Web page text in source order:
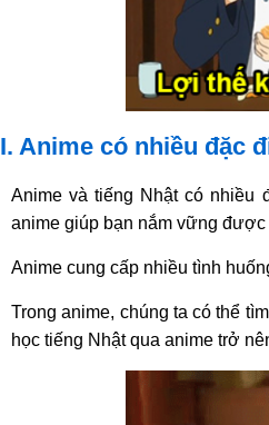
I. Anime có nhiều đặc
Anime và tiếng Nhật có nhiều
anime giúp bạn nắm vững
Anime cung cấp nhiều tình
Trong anime, chúng ta có thể
học tiếng Nhật qua anime trở